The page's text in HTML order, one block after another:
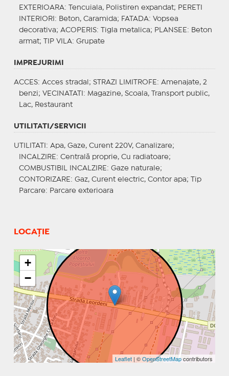
EXTERIOARA: Tencuiala, Polistiren expandat; PERETI
INTERIORI : Beton, Caramida; FATADA: Vopsea
decorativa; ACOPERIS: Tigla metalica; PLANSEE : Beton
armat;
TIP VILA: Grupate
IMPREJURIMI
ACCES: Acces stradal; STRAZI LIMITROFE : Amenajate, 2
benzi; VECINATATI : Magazine, Scoala, Transport public,
Lac, Restaurant
UTILITATI/SERVICII
UTILITATI : Apa, Gaze, Curent 220V, Canalizare;
INCALZIRE : Centrală proprie, Cu radiatoare;
COMBUSTIBIL INCALZIRE : Gaze naturale;
CONTORIZARE : Gaz, Curent electric, Contor apa;
Tip
Parcare: Parcare exterioara
LOCAȚIE
+
−
Leaflet | ©OpenStreetMapcontributors